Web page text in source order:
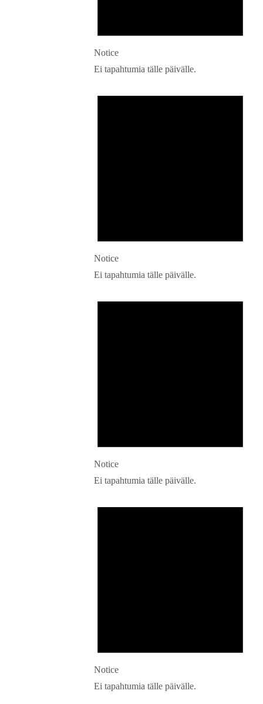
Notice
Ei tapahtumia tälle päivälle.
Notice
Ei tapahtumia tälle päivälle.
Notice
Ei tapahtumia tälle päivälle.
Notice
Ei tapahtumia tälle päivälle.